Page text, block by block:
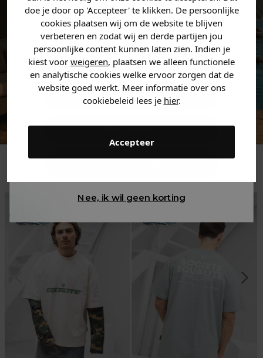
doe je door op 'Accepteer' te klikken. De persoonlijke
cookies plaatsen wij om de website te blijven
verbeteren en zodat wij en derde partijen jou
persoonlijke content kunnen laten zien. Indien je
kiest voor weigeren, plaatsen we alleen functionele
en analytische cookies welke ervoor zorgen dat de
website goed werkt. Meer informatie over ons
cookiebeleid lees je hier.
Accepteer
jouwkorting.
Heren kleding
Dames kleding
Kids kleding
Nee, ik wil geen korting